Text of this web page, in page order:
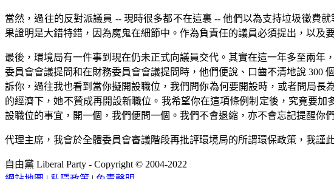
當然，過往的反對派議員 -- 現時很多都不在這裏 -- 他們以為支持垃圾徵費
果證明是大錯特錯，因為魔鬼在細節中。作為負責任的議員必須提出，以及
最後，環境局有一件事到現在仍未正式向議員交代。其實在這一年多至兩
委員會會議提問和在財務委員會會議提問時，他們便說、口齒不清地說 300
訴你，過往我也看到當你擬開設職位，我們問你為何要開設時，或者問局
的經濟下，她不贊成再開設新職位。我希望你在這項條例制定後，究竟要
設職位的事宜，開一個，我們便問一個。我們不會退縮，亦不會忘記提醒你
代理主席，我會於全體委員會審議階段再批評環境局的所謂環保政策，我謹
自由黨 Liberal Party - Copyright © 2004-2022